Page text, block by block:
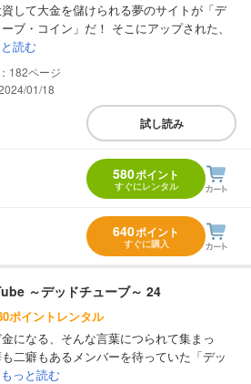
して大金を儲けられる夢のサイトが「デ
ブ・コイン」だ！ そこにアップされた、
読む
182
01/18
試し読み
580ポイント
すぐにレンタル
640ポイント
すぐに購入
～デッドチューブ～ 24
ポイントレンタル
になる、そんな言葉につられて集まっ
二癖もあるメンバーを待っていた「デッ
もっと読む